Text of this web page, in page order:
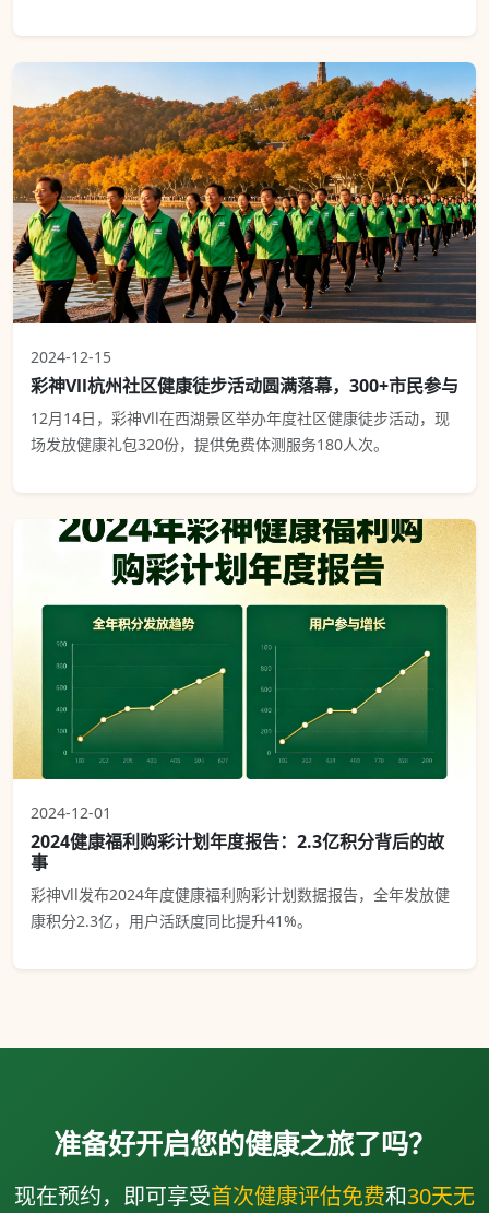
2024-12-15
彩神Vll杭州社区健康徒步活动圆满落幕，300+市民参与
12月14日，彩神Vll在西湖景区举办年度社区健康徒步活动，现
场发放健康礼包320份，提供免费体测服务180人次。
2024-12-01
2024健康福利购彩计划年度报告：2.3亿积分背后的故
事
彩神Vll发布2024年度健康福利购彩计划数据报告，全年发放健
康积分2.3亿，用户活跃度同比提升41%。
准备好开启您的健康之旅了吗？
现在预约，即可享受首次健康评估免费和30天无